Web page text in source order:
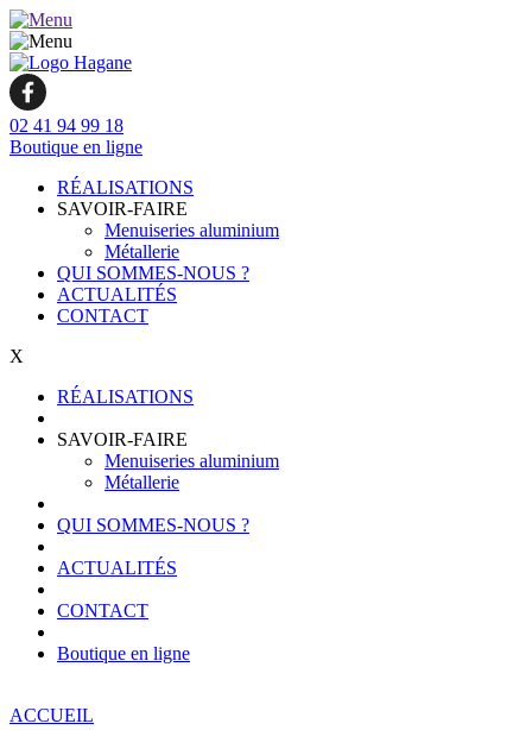
02 41 94 99 18
Boutique en ligne
RÉALISATIONS
SAVOIR-FAIRE
Menuiseries aluminium
Métallerie
QUI SOMMES-NOUS ?
ACTUALITÉS
CONTACT
X
RÉALISATIONS
SAVOIR-FAIRE
Menuiseries aluminium
Métallerie
QUI SOMMES-NOUS ?
ACTUALITÉS
CONTACT
Boutique en ligne
ACCUEIL